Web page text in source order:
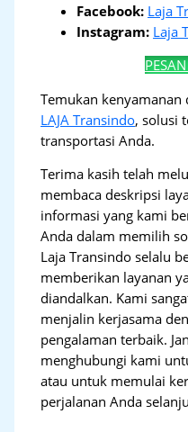
Facebook: Laja
Instagram: Laja
Temukan
LAJA Transindo, solusi
transportasi Anda.
Terima kasih telah
membaca deskripsi
informasi yang kami
Anda dalam memilih
Laja Transindo selalu
memberikan layanan
diandalkan. Kami
menjalin kerjasama
pengalaman terbaik.
menghubungi kami
atau untuk memulai
perjalanan Anda